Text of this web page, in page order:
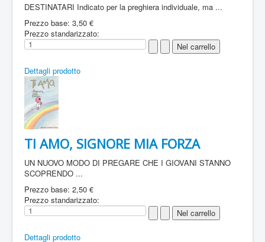
DESTINATARI Indicato per la preghiera individuale, ma ...
Prezzo base: 3,50 €
Prezzo standarizzato:
Dettagli prodotto
TI AMO, SIGNORE MIA FORZA
UN NUOVO MODO DI PREGARE CHE I GIOVANI STANNO
SCOPRENDO ...
Prezzo base: 2,50 €
Prezzo standarizzato:
Dettagli prodotto